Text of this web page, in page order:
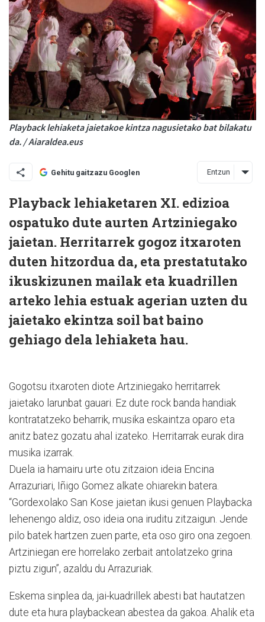
Playback lehiaketa jaietakoe kintza nagusietako bat bilakatu
da. / Aiaraldea.eus
Gehitu gaitzazu Googlen Entzun
Playback lehiaketaren XI. edizioa
ospatuko dute aurten Artziniegako
jaietan. Herritarrek gogoz itxaroten
duten hitzordua da, eta prestatutako
ikuskizunen mailak eta kuadrillen
arteko lehia estuak agerian uzten du
jaietako ekintza soil bat baino
gehiago dela lehiaketa hau.
Gogotsu itxaroten diote Artziniegako herritarrek
jaietako larunbat gauari. Ez dute rock banda handiak
kontratatzeko beharrik, musika eskaintza oparo eta
anitz batez gozatu ahal izateko. Herritarrak eurak dira
musika izarrak.
Duela ia hamairu urte otu zitzaion ideia Encina
Arrazuriari, Iñigo Gomez alkate ohiarekin batera.
“Gordexolako San Kose jaietan ikusi genuen Playbacka
lehenengo aldiz, oso ideia ona iruditu zitzaigun. Jende
pilo batek hartzen zuen parte, eta oso giro ona zegoen.
Artziniegan ere horrelako zerbait antolatzeko grina
piztu zigun”, azaldu du Arrazuriak.
Eskema sinplea da, jai-kuadrillek abesti bat hautatzen
dute eta hura playbackean abestea da gakoa. Ahalik eta